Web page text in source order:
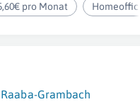
pro Monat Homeoffice
Raaba-Grambach